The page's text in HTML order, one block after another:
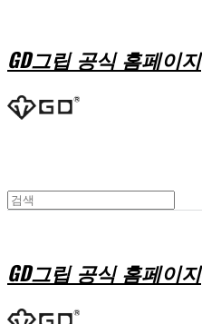
GD그립 공식 홈페이지
GD그립 공식 홈페이지